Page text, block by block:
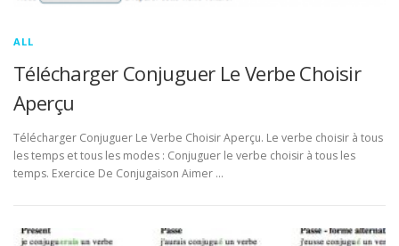
ALL
Télécharger Conjuguer Le Verbe Choisir
Aperçu
Télécharger Conjuguer Le Verbe Choisir Aperçu. Le verbe choisir à tous
les temps et tous les modes : Conjuguer le verbe choisir à tous les
temps. Exercice De Conjugaison Aimer …